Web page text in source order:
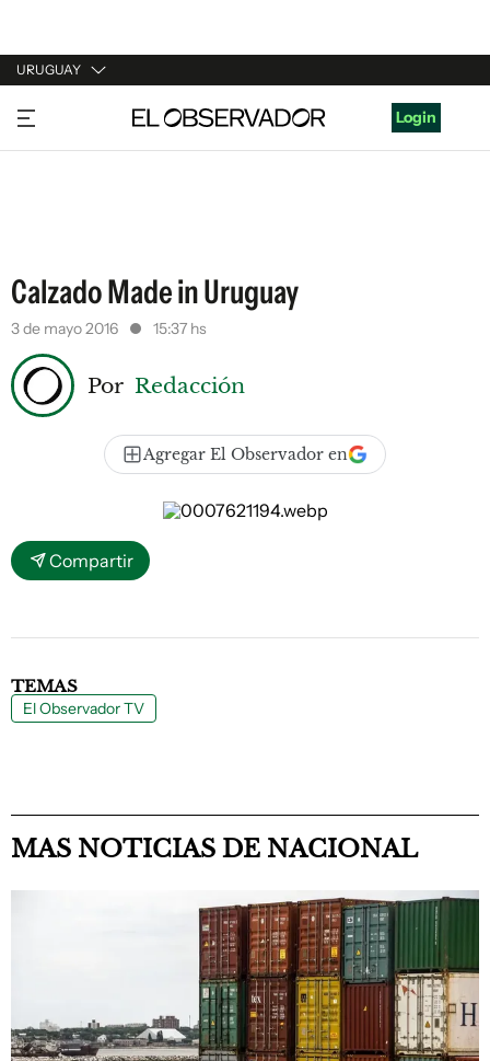
URUGUAY
URUGUAY
ARGENTINA
Login
Calzado Made in Uruguay
3 de mayo 2016 15:37 hs
Por Redacción
Agregar El Observador en
Compartir
TEMAS
El Observador TV
MAS NOTICIAS DE NACIONAL